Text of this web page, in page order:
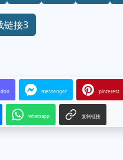
链接3
messenger pinterest
whatsapp 复制链接